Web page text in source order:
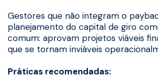
Gestores que não integram o
planejamento do capital de giro
comum: aprovam projetos viáveis
que se tornam inviáveis
Práticas recomendadas: